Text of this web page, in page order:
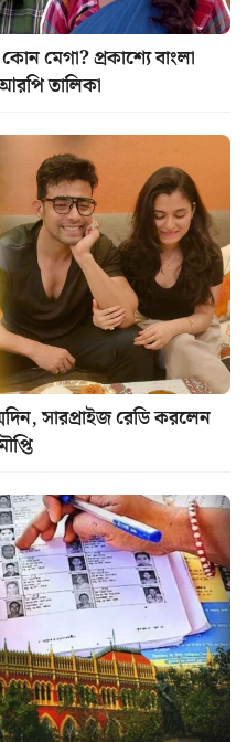
মেগা? প্রকাশ্যে বাংলা
তালিকা
সারপ্রাইজ রেডি করলেন